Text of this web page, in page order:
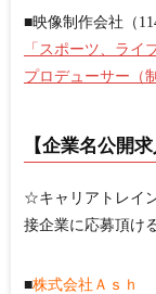
■映像制作会社（
「スポーツ、ライ
プロデューサー（
【企業名公開求
☆キャリアトレイ
接企業に応募頂け
■株式会社Ａｓｈ